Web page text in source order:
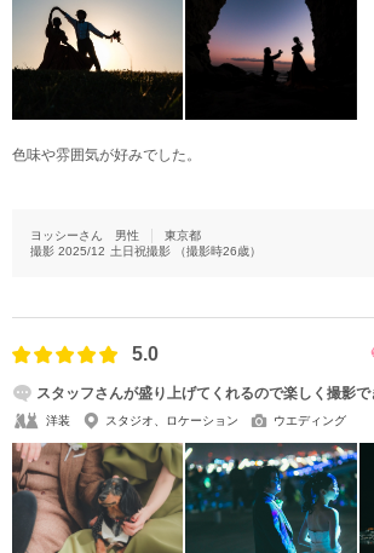
色味や雰囲気が好みでした。
ヨッシーさん 男性
東京都
撮影 2025/12 土日祝撮影 （撮影時26歳）
5.0
スタッフさんが盛り上げてくれるので楽しく撮影で
洋装 スタジオ、ロケーション ウエディング